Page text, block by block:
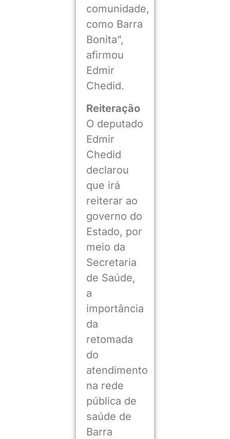
comunidade,
como Barra
Bonita”,
afirmou
Edmir
Chedid.
Reiteração
O deputado
Edmir
Chedid
declarou
que irá
reiterar ao
governo do
Estado, por
meio da
Secretaria
de Saúde,
a
importância
da
retomada
do
atendimento
na rede
pública de
saúde de
Barra